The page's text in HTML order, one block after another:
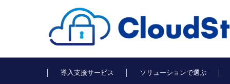
コンテンツに移動
導入支援サービス
ソリューションで選ぶ